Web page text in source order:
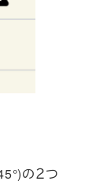
の２つ